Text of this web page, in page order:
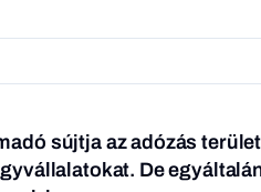
sújtja az adózás
De